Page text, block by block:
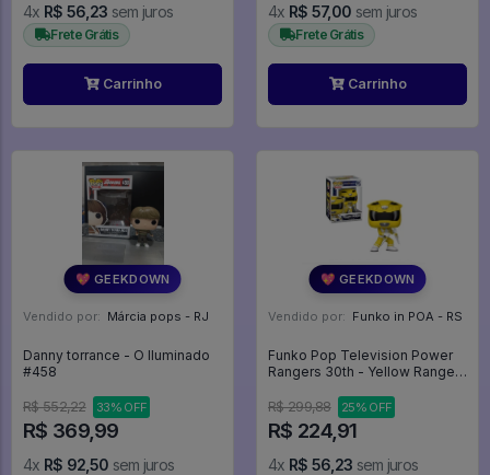
4x R$ 56,23 sem juros
Frete Grátis
Carrinho
4x R$ 57,00 sem juros
Frete Grátis
Carrinho
💖 GEEKDOWN
Vendido por: Márcia pops - RJ
Danny torrance - O Iluminado
#458
R$ 552,22 33% OFF
R$ 369,99
4x R$ 92,50 sem juros
💖 GEEKDOWN
Vendido por: Funko in POA - RS
Funko Pop Television Power
Rangers 30th - Yellow Ranger
#1375
R$ 299,88 25% OFF
R$ 224,91
4x R$ 56,23 sem juros